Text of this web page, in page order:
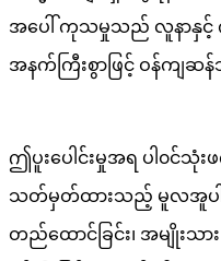
အပေါ် ကုသမှုသည် လူနာနှင့် က
အနက်ကြီးစွာဖြင့် ဝန်ကျဆ
ဤပူးပေါင်းမှုအရ ပါ၀င်
သတ်မှတ်ထားသည့် မူလအူပါး
တည်ထောင်ခြင်း၊ အမျိုးသား